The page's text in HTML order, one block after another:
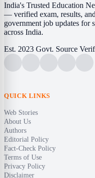
India's Trusted Education
— verified exam, results, and
government job updates for
across India.
Est. 2023 Govt. Source
QUICK LINKS
Web Stories
About Us
Authors
Editorial Policy
Fact-Check Policy
Terms of Use
Privacy Policy
Disclaimer